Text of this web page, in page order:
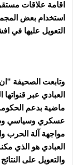
اقامة علاقات
استخدام بعض
التعويل عليها في
وتابعت الصحيفة
العبادي عبر
ماضية بدعم
عسكري وسياسي
مواجهة آلة الحرب
العبادي هو الذي
والتعويل على